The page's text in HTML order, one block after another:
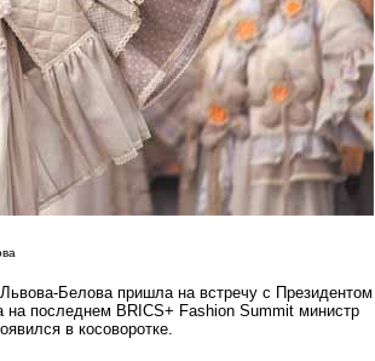
Белова пришла на встречу с Президентом
последнем BRICS+ Fashion Summit министр
в косоворотке.